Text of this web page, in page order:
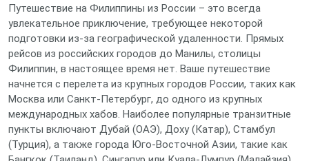
Путешествие на Филиппины из России – это всегда
увлекательное приключение, требующее некоторой
подготовки из-за географической удаленности. Прямых
рейсов из российских городов до Манилы, столицы
Филиппин, в настоящее время нет. Ваше путешествие
начнется с перелета из крупных городов России, таких как
Москва или Санкт-Петербург, до одного из крупных
международных хабов. Наиболее популярные транзитные
пункты включают Дубай (ОАЭ), Доху (Катар), Стамбул
(Турция), а также города Юго-Восточной Азии, такие как